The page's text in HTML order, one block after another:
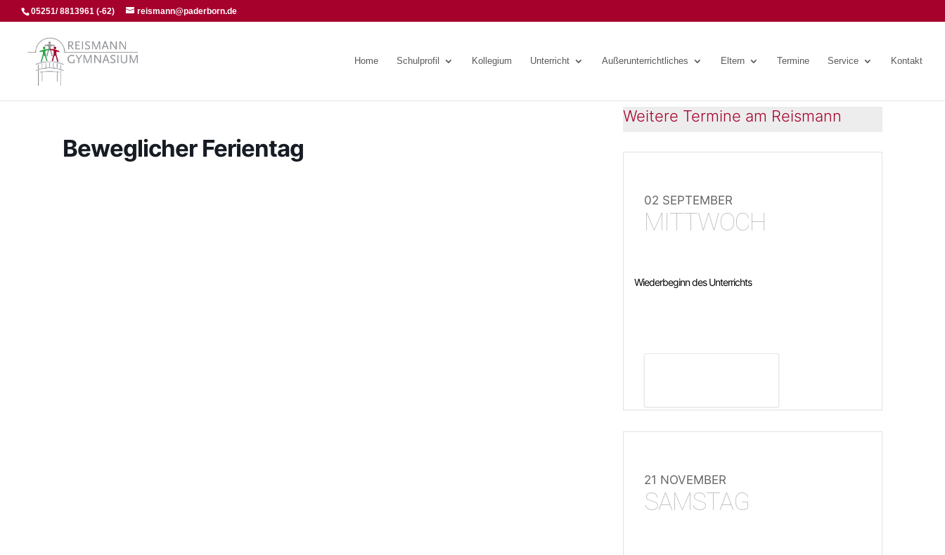
05251/ 8813961 (-62) reismann@paderborn.de
Home Schulprofil Kollegium Unterricht Außerunterrichtliches Eltern Termine Service Kontakt
Beweglicher Ferientag
Weitere Termine am Reismann
02 SEPTEMBER
MITTWOCH
Wiederbeginn des Unterrichts
21 NOVEMBER
SAMSTAG